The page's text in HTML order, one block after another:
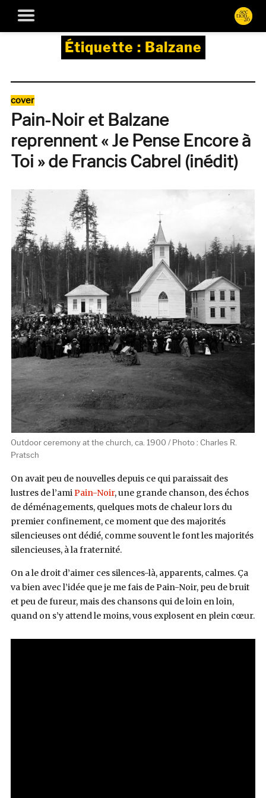
Étiquette : Balzane
Catégories
cover
Pain-Noir et Balzane
reprennent « Je Pense Encore à
Toi » de Francis Cabrel (inédit)
Outdoor ceremony at the church, ca. 1900 / Photo : Charles R.
Pratsch
On avait peu de nouvelles depuis ce qui paraissait des
lustres de l’amiPain-Noir, une grande chanson, des échos
de déménagements, quelques mots de chaleur lors du
premier confinement, ce moment que des majorités
silencieuses ont dédié, comme souvent le font les majorités
silencieuses, à la fraternité.
On a le droit d’aimer ces silences-là, apparents, calmes. Ça
va bien avec l’idée que je me fais de Pain-Noir, peu de bruit
et peu de fureur, mais des chansons qui de loin en loin,
quand on s’y attend le moins, vous explosent en plein cœur.